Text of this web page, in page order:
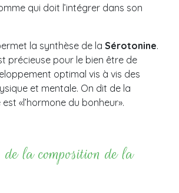
qui doit l’intégrer dans son
la synthèse de la Sérotonine.
précieuse pour le bien être de
optimal vis à vis des
et mentale. On dit de la
«l’hormone du bonheur».
la composition de la